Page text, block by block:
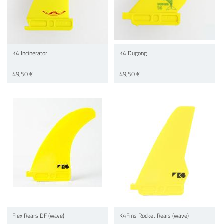
K4 Incinerator
49,50 €
K4 Dugong
49,50 €
Flex Rears DF (wave) K4Fins Rocket Rears (wave)